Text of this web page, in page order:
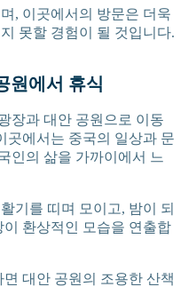
, 이곳에서의 방문은 더욱
못할 경험이 될 것입니다.
원에서 휴식
장과 대안 공원으로 이동
곳에서는 중국의 일상과 문
인의 삶을 가까이에서 느
기를 띠며 모이고, 밤이 되
환상적인 모습을 연출합
대안 공원의 조용한 산책